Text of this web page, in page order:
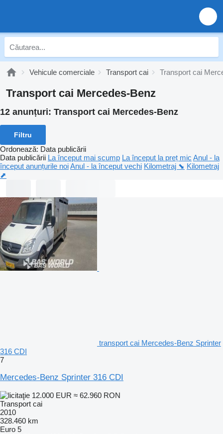
Vehicule comerciale Transport cai Transport cai
Transport cai Mercedes-Benz
12 anunțuri: Transport cai Mercedes-Benz
Filtru
Ordonează: Data publicării
Data publicării La început mai scump La început la preț mic Anul - la
început anunțurile noiAnul - la început vechi Kilometraj ⬊ Kilometraj
⬈
transport cai Mercedes-Benz Sprinter
316 CDI
7
Mercedes-Benz Sprinter 316 CDI
12.000 EUR ≈ 62.960 RON
Transport cai
2010
328.460 km
Euro 5